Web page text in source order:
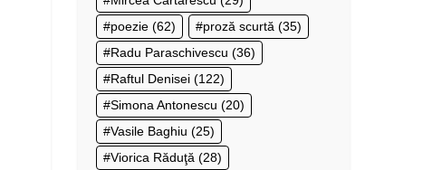
poezie (62) proză scurtă (35)
Radu Paraschivescu (36)
Raftul Denisei (122)
Simona Antonescu (20)
Vasile Baghiu (25)
Viorica Răduţă (28)